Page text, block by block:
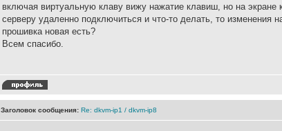
включая виртуальную клаву вижу нажатие клавиш, но на экране
серверу удаленно подключиться и что-то делать, то изменения
прошивка новая есть?
Всем спасибо.
Заголовок сообщения: Re: dkvm-ip1 / dkvm-ip8